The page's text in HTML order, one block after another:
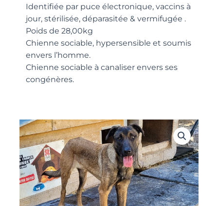
Identifiée par puce électronique, vaccins à
jour, stérilisée, déparasitée & vermifugée .
Poids de 28,00kg
Chienne sociable, hypersensible et soumis
envers l’homme.
Chienne sociable à canaliser envers ses
congénères.